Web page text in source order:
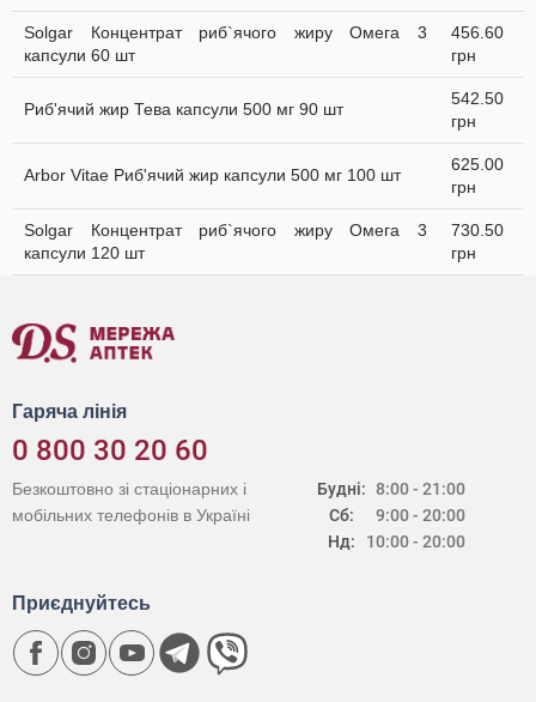
Solgar Концентрат риб`ячого жиру Омега 3
капсули 60 шт
456.60
грн
Риб'ячий жир Тева капсули 500 мг 90 шт
542.50
грн
Arbor Vitae Риб'ячий жир капсули 500 мг 100 шт
625.00
грн
Solgar Концентрат риб`ячого жиру Омега 3
капсули 120 шт
730.50
грн
Гаряча лінія
0 800 30 20 60
Будні:
Сб:
Нд:
8:00 - 21:00
9:00 - 20:00
10:00 - 20:00
Безкоштовно зі стаціонарних і
мобільних телефонів в Україні
Приєднуйтесь